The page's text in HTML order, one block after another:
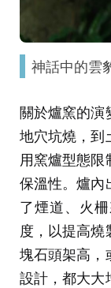
神話中的雲
關於爐窯的演
地穴坑燒，到
用窯爐型態
保溫性。爐內
了煙道、火
度，以提高
塊石頭架高，
設計，都大大